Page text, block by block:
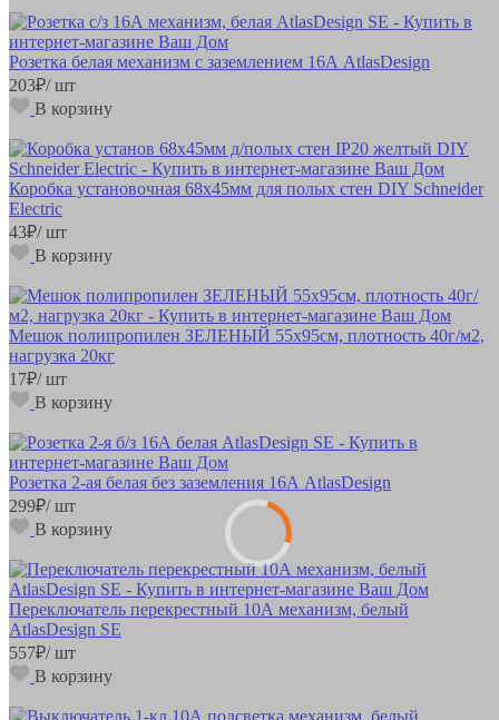
Розетка белая механизм с заземлением 16А AtlasDesign
203₽/ шт
В корзину
Коробка установочная 68х45мм для полых стен DIY Schneider
Electric
43₽/ шт
В корзину
Мешок полипропилен ЗЕЛЕНЫЙ 55х95см, плотность 40г/м2,
нагрузка 20кг
17₽/ шт
В корзину
Розетка 2-ая белая без заземления 16А AtlasDesign
299₽/ шт
В корзину
Переключатель перекрестный 10А механизм, белый
AtlasDesign SE
557₽/ шт
В корзину